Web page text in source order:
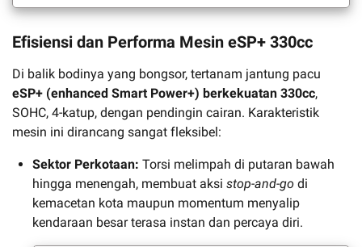
Efisiensi dan Performa Mesin eSP+ 330cc
Di balik bodinya yang bongsor, tertanam jantung pacu
eSP+ (enhanced Smart Power+) berkekuatan 330cc,
SOHC, 4-katup, dengan pendingin cairan. Karakteristik
mesin ini dirancang sangat fleksibel:
Sektor Perkotaan: Torsi melimpah di putaran bawah
hingga menengah, membuat aksi stop-and-go di
kemacetan kota maupun momentum menyalip
kendaraan besar terasa instan dan percaya diri.